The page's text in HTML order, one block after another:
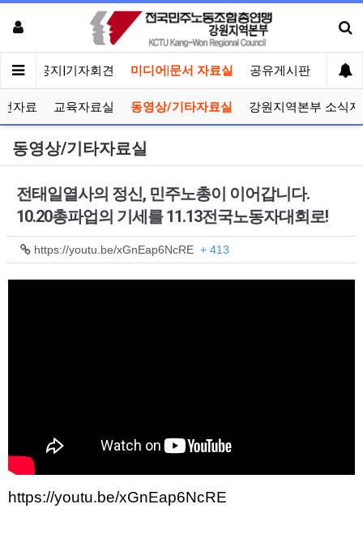
인 공지|기자회견 미디어|문서 자료실 공유게시판 선거
자료 교육자료실 동영상/기타자료실 강원지역본부 소식지
동영상/기타자료실
전태일열사의 정신, 민주노총이 이어갑니다.
10.20총파업의 기세를 11.13전국노동자대회로!
https://youtu.be/xGnEap6NcRE + 413
https://youtu.be/xGnEap6NcRE